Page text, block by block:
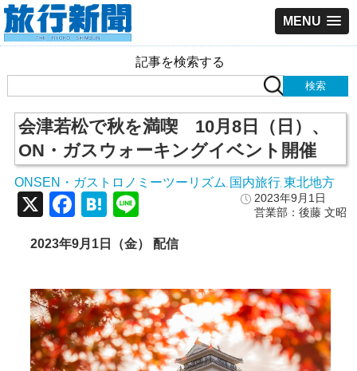
MENU
記事を検索する
会津若松で秋を満喫 10月8日（日）、
ON・ガスウォーキングイベント開催
ONSEN・ガストロノミーツーリズム 国内旅行 東北地方
2023年9月1日
営業部：後藤 文昭
X Facebook
Hatena
2023年9月1日（金） 配信